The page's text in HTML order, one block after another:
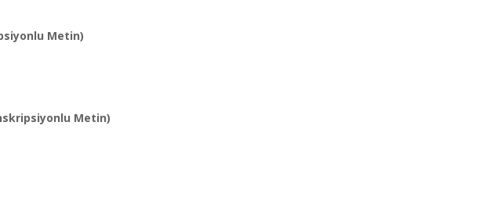
Metin)
Metin)